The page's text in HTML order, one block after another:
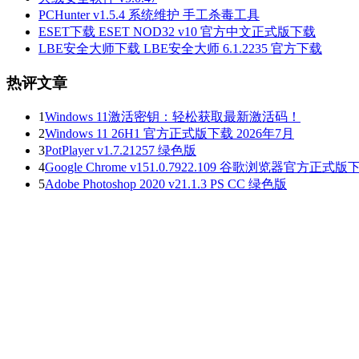
PCHunter v1.5.4 系统维护 手工杀毒工具
ESET下载 ESET NOD32 v10 官方中文正式版下载
LBE安全大师下载 LBE安全大师 6.1.2235 官方下载
热评文章
1Windows 11激活密钥：轻松获取最新激活码！
2Windows 11 26H1 官方正式版下载 2026年7月
3PotPlayer v1.7.21257 绿色版
4Google Chrome v151.0.7922.109 谷歌浏览器官方正式版
5Adobe Photoshop 2020 v21.1.3 PS CC 绿色版